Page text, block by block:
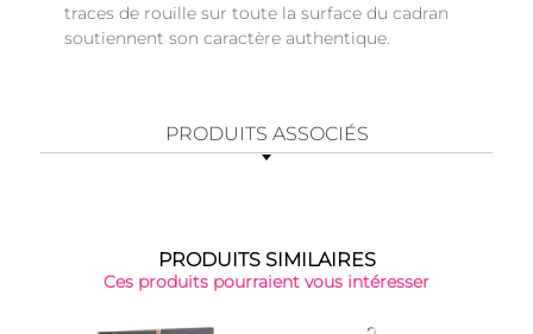
traces de rouille sur toute la surface du cadran
soutiennent son caractère authentique.
PRODUITS ASSOCIÉS
PRODUITS SIMILAIRES
Ces produits pourraient vous intéresser